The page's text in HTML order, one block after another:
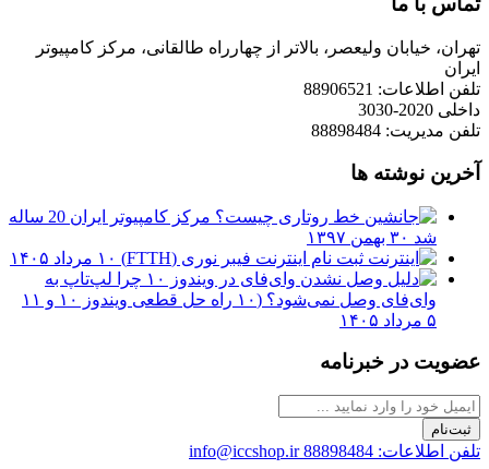
تهران، خیابان ولیعصر، بالاتر از چهارراه طالقانی، مرکز کامپیوتر
ایران
تلفن اطلاعات: 88906521
داخلی 2020-3030
تلفن مدیریت: 88898484
آخرین نوشته ها
مرکز کامپیوتر ایران 20 ساله
شد ۳۰ بهمن ۱۳۹۷
ثبت نام اینترنت فیبر نوری (FTTH)
۱۰ مرداد ۱۴۰۵
چرا لپ‌تاپ به
وای‌فای وصل نمی‌شود؟ (۱۰ راه حل قطعی ویندوز ۱۰ و ۱۱
۵ مرداد ۱۴۰۵
عضویت در خبرنامه
ثبت‌نام
تلفن اطلاعات: 88898484 info@iccshop.ir